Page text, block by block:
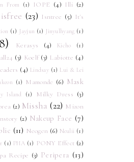
From (1) IOPE (4) Illi (2)
(23) Isntree (5) It's
(1) Jayjun (1) Jinyulhyang (1)
Kerasys (4) Kicho (1)
(3) Koelf (3) Labiotte (4)
(4) Lindsay (1) Lui & Lei
(1) Mamonde (6) Mask
Island (1) Milky Dress (3)
(2) Missha (22) Mizon
(2) Nakeup Face (7)
(11) Neogen (6) Neulii (1)
(1) PHA (1) PONY Effect (2)
Recipe (3) Peripera (13)